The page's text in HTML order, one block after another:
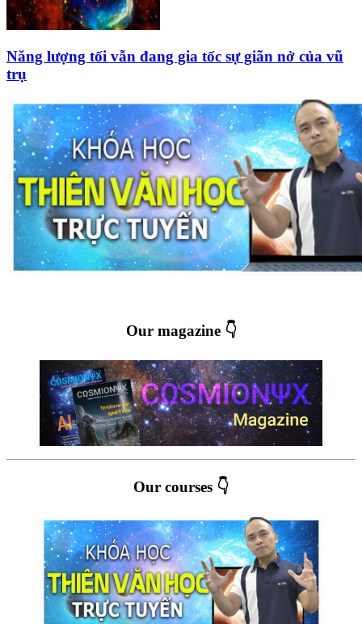
Năng lượng tối vẫn đang gia tốc sự giãn nở của vũ
trụ
Our magazine 👇
Our courses 👇